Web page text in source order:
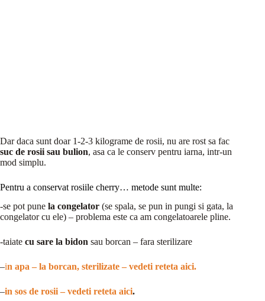
Dar daca sunt doar 1-2-3 kilograme de rosii, nu are rost sa fac
suc de rosii sau bulion, asa ca le conserv pentru iarna, intr-un
mod simplu.
Pentru a conservat rosiile cherry… metode sunt multe:
-se pot pune la congelator (se spala, se pun in pungi si gata, la
congelator cu ele) – problema este ca am congelatoarele pline.
-taiate cu sare la bidon sau borcan – fara sterilizare
–in apa – la borcan, sterilizate – vedeti reteta aici.
–in sos de rosii – vedeti reteta aici.